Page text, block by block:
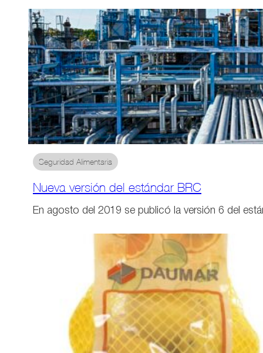
Seguridad Alimentaria
Nueva versión del estándar BRC
En agosto del 2019 se publicó la versión 6 del